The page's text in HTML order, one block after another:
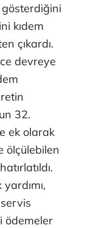
gösterdiğini
kıdem
çıkardı.
devreye
32.
ek olarak
ölçülebilen
ödemeler